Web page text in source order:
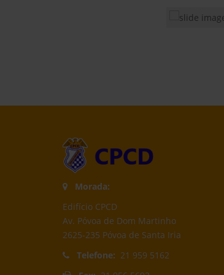
Morada:
Edifício CPCD
Av. Póvoa de Dom Martinho
2625-235 Póvoa de Santa Iria
Telefone: 21 959 5162